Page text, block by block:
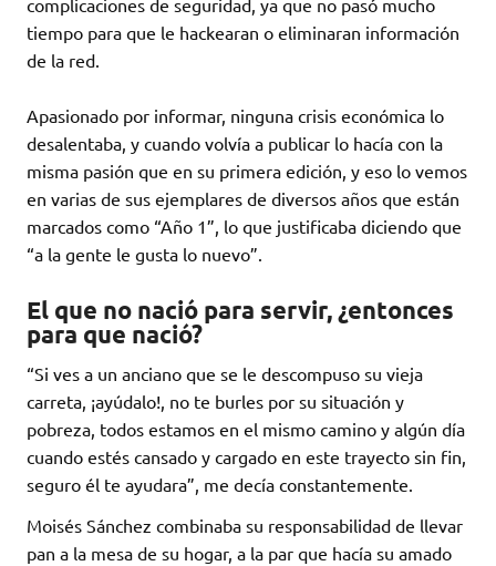
complicaciones de seguridad, ya que no pasó mucho
tiempo para que le hackearan o eliminaran información
de la red.
Apasionado por informar, ninguna crisis económica lo
desalentaba, y cuando volvía a publicar lo hacía con la
misma pasión que en su primera edición, y eso lo vemos
en varias de sus ejemplares de diversos años que están
marcados como “Año 1”, lo que justificaba diciendo que
“a la gente le gusta lo nuevo”.
El que no nació para servir, ¿entonces
para que nació?
“Si ves a un anciano que se le descompuso su vieja
carreta, ¡ayúdalo!, no te burles por su situación y
pobreza, todos estamos en el mismo camino y algún día
cuando estés cansado y cargado en este trayecto sin fin,
seguro él te ayudara”, me decía constantemente.
Moisés Sánchez combinaba su responsabilidad de llevar
pan a la mesa de su hogar, a la par que hacía su amado